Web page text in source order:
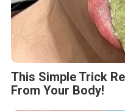
This Simple Trick
From Your Body!